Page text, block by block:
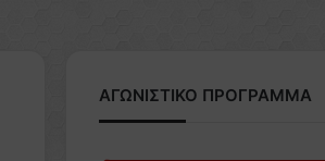
ΑΓΩΝΙΣΤΙΚΟ ΠΡΟΓΡΑΜΜΑ